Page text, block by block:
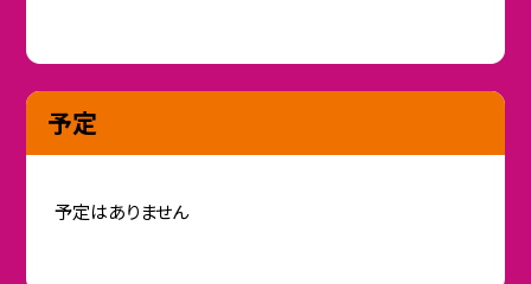
予定
予定はありません